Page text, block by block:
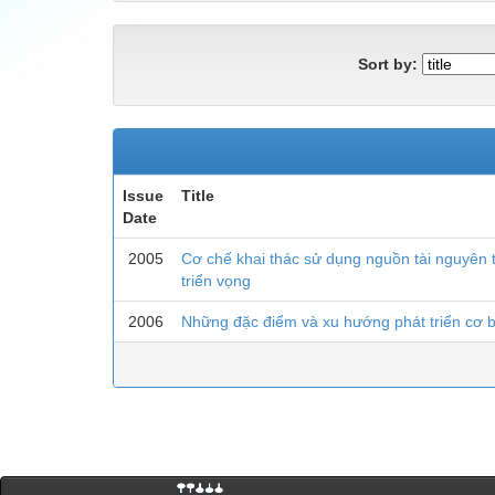
Sort by:
Issue
Date
Title
2005
Cơ chế khai thác sử dụng nguồn tài
triển vọng
2006 Những đặc điểm và xu hướng phát triển cơ